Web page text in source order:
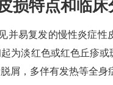
损特点和临床
并易复发的慢性炎症
为淡红色或红色丘疹
屑，多伴有发热等全身